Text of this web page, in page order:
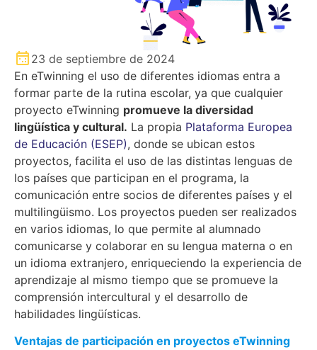
23 de septiembre de 2024
En eTwinning el uso de diferentes idiomas entra a
formar parte de la rutina escolar, ya que cualquier
proyecto eTwinning promueve la diversidad
lingüística y cultural. La propia Plataforma Europea
de Educación (ESEP), donde se ubican estos
proyectos, facilita el uso de las distintas lenguas de
los países que participan en el programa, la
comunicación entre socios de diferentes países y el
multilingüismo. Los proyectos pueden ser realizados
en varios idiomas, lo que permite al alumnado
comunicarse y colaborar en su lengua materna o en
un idioma extranjero, enriqueciendo la experiencia de
aprendizaje al mismo tiempo que se promueve la
comprensión intercultural y el desarrollo de
habilidades lingüísticas.
Ventajas de participación en proyectos eTwinning